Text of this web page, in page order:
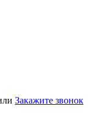
Закажите звонок